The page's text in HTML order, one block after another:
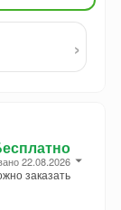
›
22.08.2026
заказать